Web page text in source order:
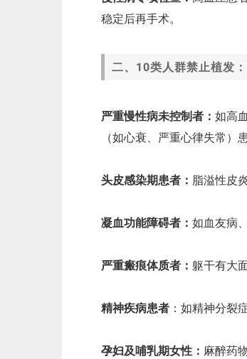
稳定后再手术。
二、10类人群禁止植发
严重慢性病未控制者： 如高
（如心衰、严重心律失常）
头皮感染期患者： 脂溢性皮
凝血功能障碍者： 如血友病
严重瘢痕体质者： 躯干有大
精神疾病患者 ：如精神分裂
孕妇及哺乳期女性： 麻醉药